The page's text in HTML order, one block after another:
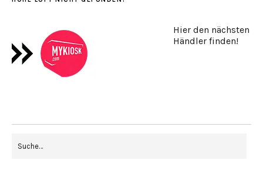
Hier den nächsten
Händler finden!